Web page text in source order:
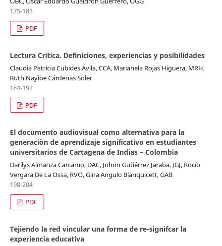
175-183
PDF
Lectura Crítica. Definiciones, experiencias y posibilidades
Claudia Patricia Cubides Ávila, CCA, Marianela Rojas Higuera, MRH,
Ruth Nayibe Cárdenas Soler
184-197
PDF
El documento audiovisual como alternativa para la
generaciòn de aprendizaje significativo en estudiantes
universitarios de Cartagena de Indias – Colombia
Darilys Almanza Carcamo, DAC, Johon Gutiérrez Jaraba, JGJ, Rocío
Vergara De La Ossa, RVO, Gina Angulo Blanquicett, GAB
198-204
PDF
Tejiendo la red vincular una forma de re-signifcar la
experiencia educativa